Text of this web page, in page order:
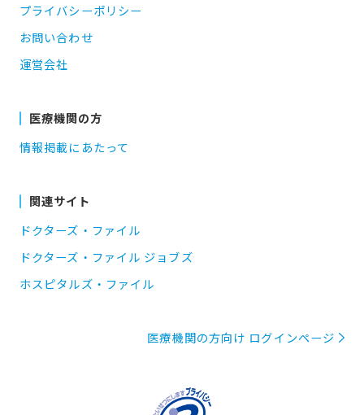
プライバシーポリシー
お問い合わせ
運営会社
医療機関の方
情報掲載にあたって
関連サイト
ドクターズ・ファイル
ドクターズ・ファイル ジョブズ
ホスピタルズ・ファイル
医療機関の方向け ログインページ